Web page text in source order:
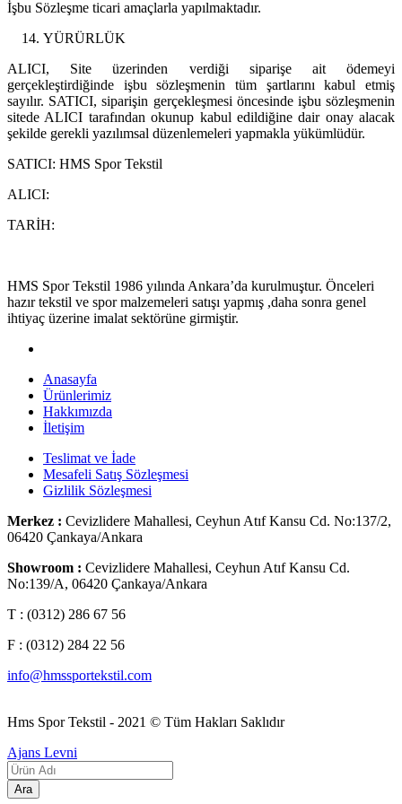
İşbu Sözleşme ticari amaçlarla yapılmaktadır.
YÜRÜRLÜK
ALICI, Site üzerinden verdiği siparişe ait ödemeyi
gerçekleştirdiğinde işbu sözleşmenin tüm şartlarını kabul etmiş
sayılır. SATICI, siparişin gerçekleşmesi öncesinde işbu sözleşmenin
sitede ALICI tarafından okunup kabul edildiğine dair onay alacak
şekilde gerekli yazılımsal düzenlemeleri yapmakla yükümlüdür.
SATICI: HMS Spor Tekstil
ALICI:
TARİH:
HMS Spor Tekstil 1986 yılında Ankara’da kurulmuştur. Önceleri
hazır tekstil ve spor malzemeleri satışı yapmış ,daha sonra genel
ihtiyaç üzerine imalat sektörüne girmiştir.
Anasayfa
Ürünlerimiz
Hakkımızda
İletişim
Teslimat ve İade
Mesafeli Satış Sözleşmesi
Gizlilik Sözleşmesi
Merkez : Cevizlidere Mahallesi, Ceyhun Atıf Kansu Cd. No:137/2,
06420 Çankaya/Ankara
Showroom : Cevizlidere Mahallesi, Ceyhun Atıf Kansu Cd.
No:139/A, 06420 Çankaya/Ankara
T : (0312) 286 67 56
F : (0312) 284 22 56
info@hmssportekstil.com
Hms Spor Tekstil - 2021 © Tüm Hakları Saklıdır
Ajans Levni
Ara